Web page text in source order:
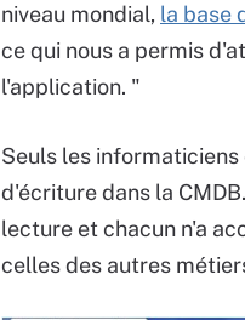
niveau mondial, la base
ce qui nous a permis
l'application. "
Seuls les
d'écriture dans la
lecture et chacun n'a
celles des autres